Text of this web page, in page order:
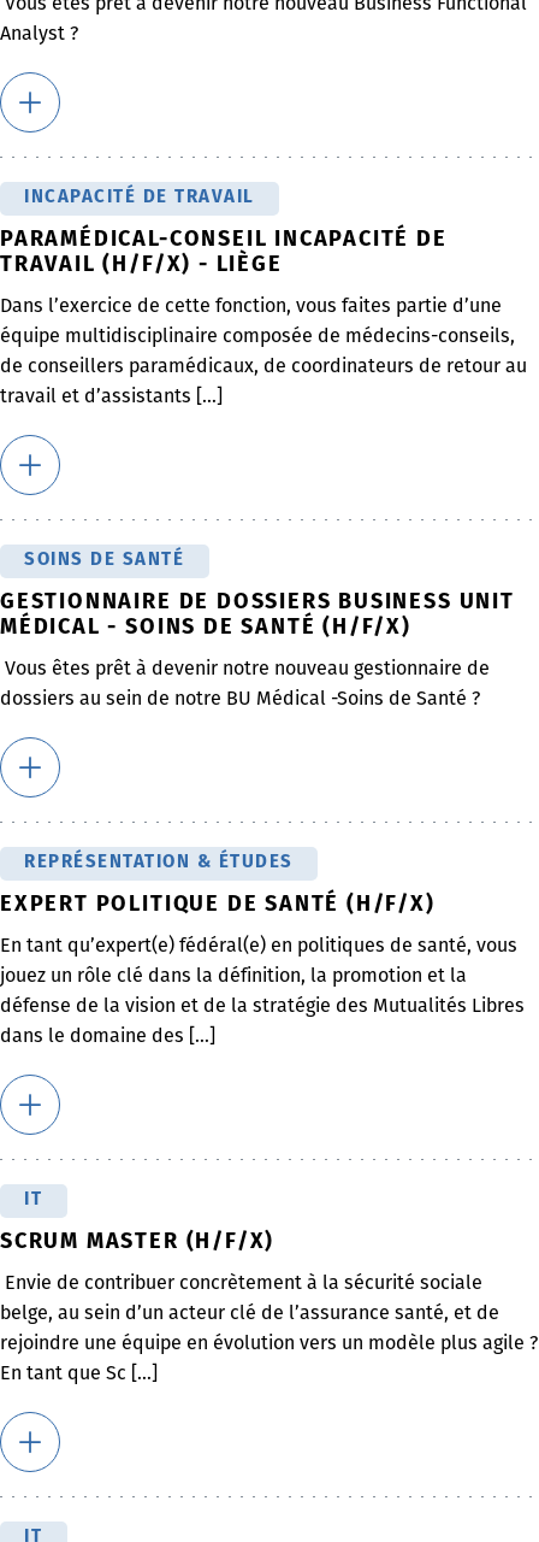
Analyst ?
INCAPACITÉ DE TRAVAIL
PARAMÉDICAL-CONSEIL INCAPACITÉ DE
TRAVAIL (H/F/X) - LIÈGE
Dans l’exercice de cette fonction, vous faites partie d’une
équipe multidisciplinaire composée de médecins-conseils,
de conseillers paramédicaux, de coordinateurs de retour au
travail et d’assistants [...]
SOINS DE SANTÉ
GESTIONNAIRE DE DOSSIERS BUSINESS UNIT
MÉDICAL - SOINS DE SANTÉ (H/F/X)
Vous êtes prêt à devenir notre nouveau gestionnaire de
dossiers au sein de notre BU Médical -Soins de Santé ?
REPRÉSENTATION & ÉTUDES
EXPERT POLITIQUE DE SANTÉ (H/F/X)
En tant qu’expert(e) fédéral(e) en politiques de santé, vous
jouez un rôle clé dans la définition, la promotion et la
défense de la vision et de la stratégie des Mutualités Libres
dans le domaine des [...]
SCRUM MASTER (H/F/X)
Envie de contribuer concrètement à la sécurité sociale
belge, au sein d’un acteur clé de l’assurance santé, et de
rejoindre une équipe en évolution vers un modèle plus agile ?
En tant que Sc [...]